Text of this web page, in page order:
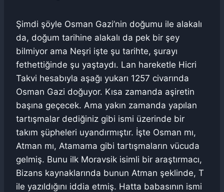
Şimdi şöyle Osman Gazi’nin doğumu ile alakalı
da, doğum tarihine alakalı da pek bir şey
bilmiyor ama Neşri işte şu tarihte, şurayı
fethettiğinde şu yaştaydı. Lan hareketle Hicri
Takvi hesabıyla aşağı yukarı 1257 civarında
Osman Gazi doğuyor. Kısa zamanda aşiretin
başına geçecek. Ama yakın zamanda yapılan
tartışmalar dediğiniz gibi ismi üzerinde bir
takım şüpheleri uyandırmıştır. İşte Osman mı,
Atman mı, Atamama gibi tartışmaların vücuda
gelmiş. Bunu ilk Moravsik isimli bir araştırmacı,
Bizans kaynaklarında bunun Atman şeklinde, T
ile yazıldığını iddia etmiş. Hatta babasının ismi